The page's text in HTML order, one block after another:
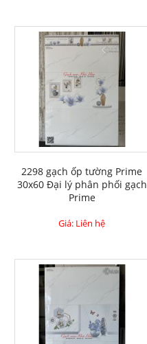
2298 gạch ốp tường Prime
30x60 Đại lý phân phối gạch
Prime
Giá: Liên hệ